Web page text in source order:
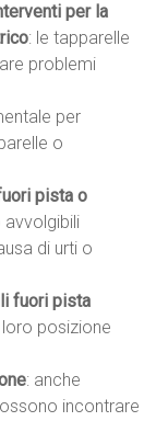
per la
: le tapparelle
problemi
per
o
pista o
avvolgibili
di urti o
fuori pista
posizione
: anche
incontrare